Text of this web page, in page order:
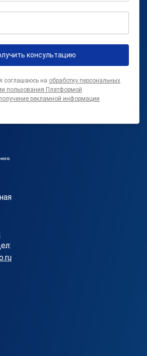
консультацию
соглашаюсь на обработку персональных
пользования Платформой
рекламной информации